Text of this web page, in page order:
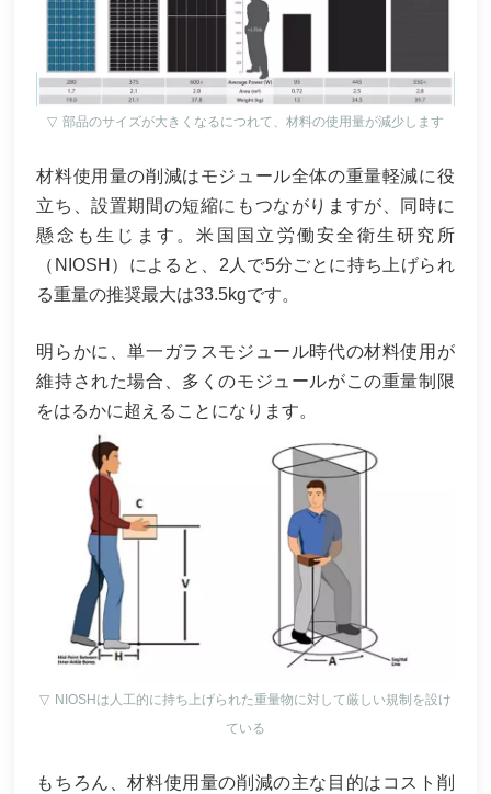
▽ 部品のサイズが大きくなるにつれて、材料の使用量が減少します
材料使用量の削減はモジュール全体の重量軽減に役
立ち、設置期間の短縮にもつながりますが、同時に
懸念も生じます。米国国立労働安全衛生研究所
（NIOSH）によると、2人で5分ごとに持ち上げられ
る重量の推奨最大は33.5kgです。
明らかに、単一ガラスモジュール時代の材料使用が
維持された場合、多くのモジュールがこの重量制限
をはるかに超えることになります。
▽ NIOSHは人工的に持ち上げられた重量物に対して厳しい規制を設け
ている
もちろん、材料使用量の削減の主な目的はコスト削